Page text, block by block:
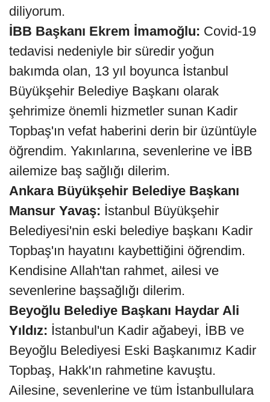
diliyorum.
İBB Başkanı Ekrem İmamoğlu: Covid-19
tedavisi nedeniyle bir süredir yoğun
bakımda olan, 13 yıl boyunca İstanbul
Büyükşehir Belediye Başkanı olarak
şehrimize önemli hizmetler sunan Kadir
Topbaş'ın vefat haberini derin bir üzüntüyle
öğrendim. Yakınlarına, sevenlerine ve İBB
ailemize baş sağlığı dilerim.
Ankara Büyükşehir Belediye Başkanı
Mansur Yavaş: İstanbul Büyükşehir
Belediyesi'nin eski belediye başkanı Kadir
Topbaş'ın hayatını kaybettiğini öğrendim.
Kendisine Allah'tan rahmet, ailesi ve
sevenlerine başsağlığı dilerim.
Beyoğlu Belediye Başkanı Haydar Ali
Yıldız: İstanbul'un Kadir ağabeyi, İBB ve
Beyoğlu Belediyesi Eski Başkanımız Kadir
Topbaş, Hakk'ın rahmetine kavuştu.
Ailesine, sevenlerine ve tüm İstanbullulara